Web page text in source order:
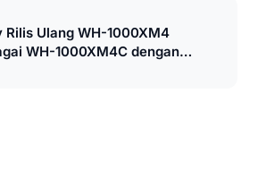
Rilis Ulang WH-1000XM4
WH-1000XM4C dengan